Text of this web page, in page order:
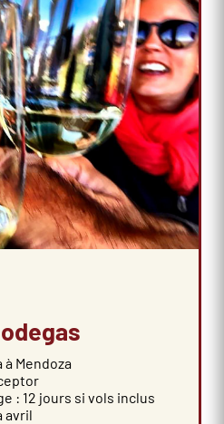
à Mendoza
: 12 jours si vols inclus
avril